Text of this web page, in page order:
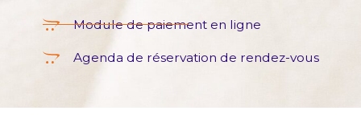
Module de paiement en ligne
Agenda de réservation de rendez-vous